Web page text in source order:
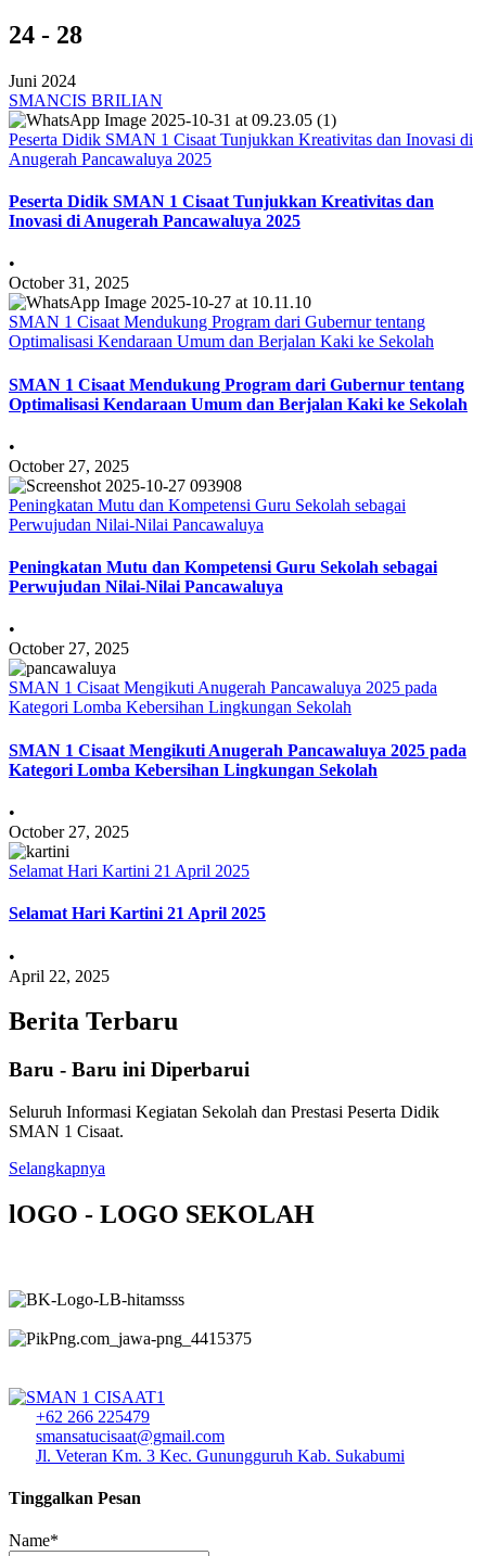
24 - 28
Juni 2024
SMANCIS BRILIAN
Peserta Didik SMAN 1 Cisaat Tunjukkan Kreativitas dan Inovasi di
Anugerah Pancawaluya 2025
Peserta Didik SMAN 1 Cisaat Tunjukkan Kreativitas dan
Inovasi di Anugerah Pancawaluya 2025
•
October 31, 2025
SMAN 1 Cisaat Mendukung Program dari Gubernur tentang
Optimalisasi Kendaraan Umum dan Berjalan Kaki ke Sekolah
SMAN 1 Cisaat Mendukung Program dari Gubernur tentang
Optimalisasi Kendaraan Umum dan Berjalan Kaki ke Sekolah
•
October 27, 2025
Peningkatan Mutu dan Kompetensi Guru Sekolah sebagai
Perwujudan Nilai-Nilai Pancawaluya
Peningkatan Mutu dan Kompetensi Guru Sekolah sebagai
Perwujudan Nilai-Nilai Pancawaluya
•
October 27, 2025
SMAN 1 Cisaat Mengikuti Anugerah Pancawaluya 2025 pada
Kategori Lomba Kebersihan Lingkungan Sekolah
SMAN 1 Cisaat Mengikuti Anugerah Pancawaluya 2025 pada
Kategori Lomba Kebersihan Lingkungan Sekolah
•
October 27, 2025
Selamat Hari Kartini 21 April 2025
Selamat Hari Kartini 21 April 2025
•
April 22, 2025
Berita Terbaru
Baru - Baru ini Diperbarui
Seluruh Informasi Kegiatan Sekolah dan Prestasi Peserta Didik
SMAN 1 Cisaat.
Selangkapnya
lOGO - LOGO SEKOLAH
+62 266 225479
smansatucisaat@gmail.com
Jl. Veteran Km. 3 Kec. Gunungguruh Kab. Sukabumi
Tinggalkan Pesan
Name*